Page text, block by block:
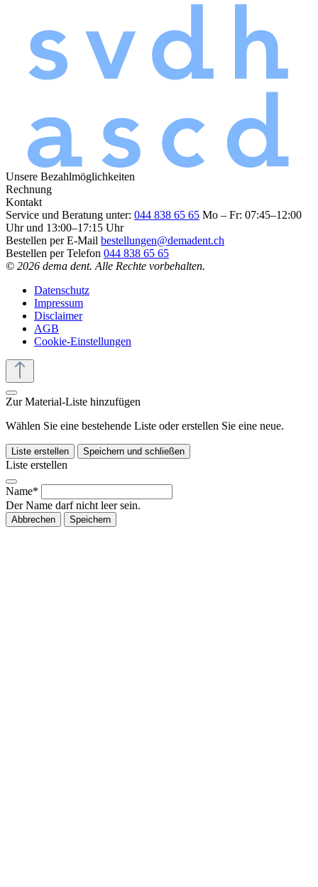
Unsere Bezahlmöglichkeiten
Rechnung
Kontakt
Service und Beratung unter: 044 838 65 65 Mo – Fr: 07:45–12:00
Uhr und 13:00–17:15 Uhr
Bestellen per E-Mail bestellungen@demadent.ch
Bestellen per Telefon 044 838 65 65
© 2026 dema dent. Alle Rechte vorbehalten.
Datenschutz
Impressum
Disclaimer
AGB
Cookie-Einstellungen
Zur Material-Liste hinzufügen
Wählen Sie eine bestehende Liste oder erstellen Sie eine neue.
Liste erstellen Speichern und schließen
Liste erstellen
Name*
Der Name darf nicht leer sein.
Abbrechen Speichern